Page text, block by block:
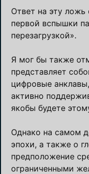
Ответ на эту
первой вспышки
перезагрузкой».
Я мог бы также
представляет
цифровые
активно
якобы будете
Однако на самом
эпохи, а также о
предположение
ограниченными